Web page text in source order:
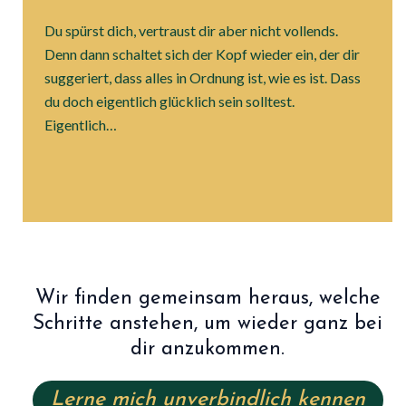
Du spürst dich, vertraust dir aber nicht vollends.
Denn dann schaltet sich der Kopf wieder ein, der dir
suggeriert, dass alles in Ordnung ist, wie es ist. Dass
du doch eigentlich glücklich sein solltest.
Eigentlich…
Wir finden gemeinsam heraus, welche
Schritte anstehen, um wieder ganz bei
dir anzukommen.
Lerne mich unverbindlich kennen